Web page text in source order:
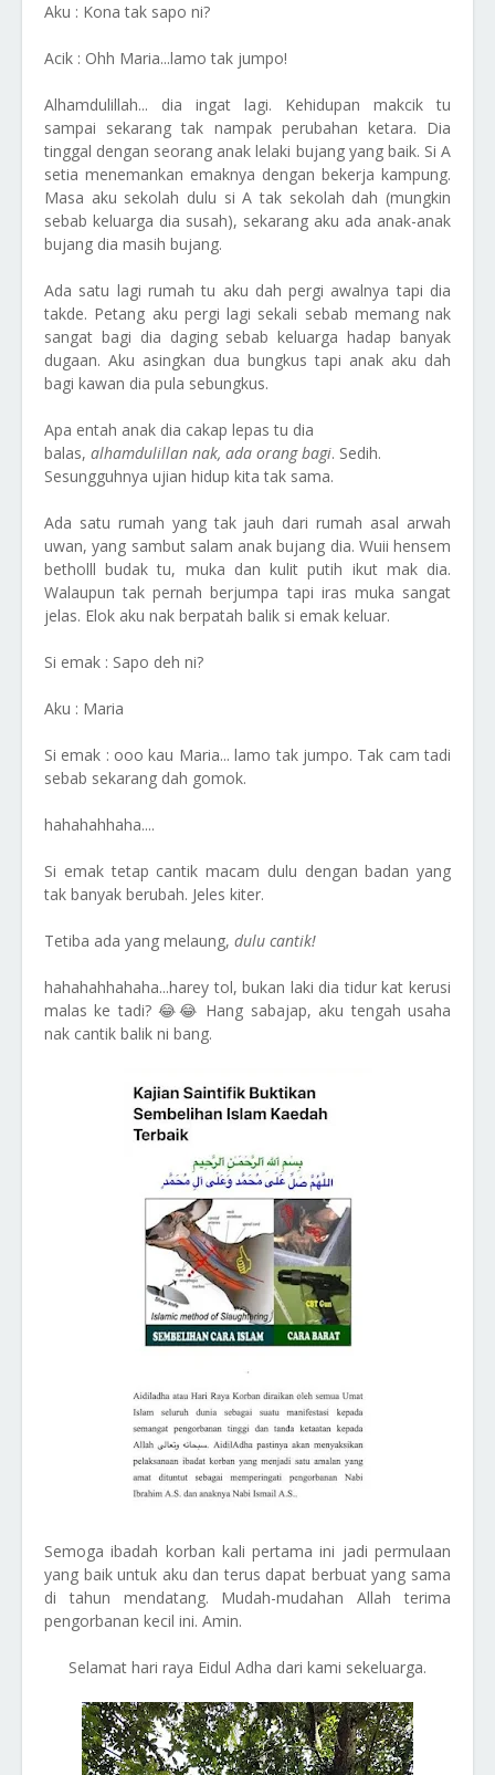
Aku : Kona tak sapo ni?
Acik : Ohh Maria...lamo tak jumpo!
Alhamdulillah... dia ingat lagi. Kehidupan makcik tu
sampai sekarang tak nampak perubahan ketara. Dia
tinggal dengan seorang anak lelaki bujang yang baik. Si A
setia menemankan emaknya dengan bekerja kampung.
Masa aku sekolah dulu si A tak sekolah dah (mungkin
sebab keluarga dia susah), sekarang aku ada anak-anak
bujang dia masih bujang.
Ada satu lagi rumah tu aku dah pergi awalnya tapi dia
takde. Petang aku pergi lagi sekali sebab memang nak
sangat bagi dia daging sebab keluarga hadap banyak
dugaan. Aku asingkan dua bungkus tapi anak aku dah
bagi kawan dia pula sebungkus.
Apa entah anak dia cakap lepas tu dia
balas, alhamdulillan nak, ada orang bagi. Sedih.
Sesungguhnya ujian hidup kita tak sama.
Ada satu rumah yang tak jauh dari rumah asal arwah
uwan, yang sambut salam anak bujang dia. Wuii hensem
betholll budak tu, muka dan kulit putih ikut mak dia.
Walaupun tak pernah berjumpa tapi iras muka sangat
jelas. Elok aku nak berpatah balik si emak keluar.
Si emak : Sapo deh ni?
Aku : Maria
Si emak : ooo kau Maria... lamo tak jumpo. Tak cam tadi
sebab sekarang dah gomok.
hahahahhaha....
Si emak tetap cantik macam dulu dengan badan yang
tak banyak berubah. Jeles kiter.
Tetiba ada yang melaung, dulu cantik!
hahahahhahaha...harey tol, bukan laki dia tidur kat kerusi
malas ke tadi? 😂😂 Hang sabajap, aku tengah usaha
nak cantik balik ni bang.
Semoga ibadah korban kali pertama ini jadi permulaan
yang baik untuk aku dan terus dapat berbuat yang sama
di tahun mendatang. Mudah-mudahan Allah terima
pengorbanan kecil ini. Amin.
Selamat hari raya Eidul Adha dari kami sekeluarga.